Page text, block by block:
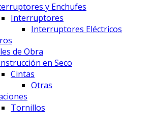
y Enchufes
Interruptores
Interruptores Eléctricos
de Obra
en Seco
Cintas
Otras
Tornillos